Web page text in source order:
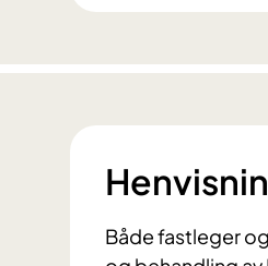
Både fastleger